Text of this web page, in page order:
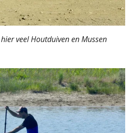
veel Houtduiven en Mussen